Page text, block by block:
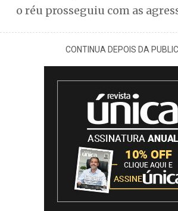
o réu prosseguiu com as
CONTINUA DEPOIS DA